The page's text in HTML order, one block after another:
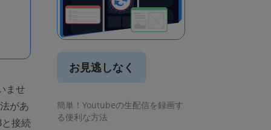
ませ
があ
接続
お見逃しなく
簡単！Youtubeの生配信を録画す
る便利な方法